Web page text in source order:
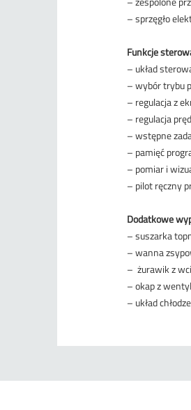
– sprzęgło
Funkcje
– układ
– wybór trybu
– regulacja z
– regulacja
– wstępne
– pamięć
– pomiar i
– pilot ręczny
Dodatkowe
– suszarka
– wanna
– żurawik z
– okap z
– układ